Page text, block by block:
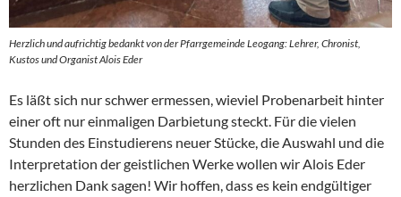
Herzlich und aufrichtig bedankt von der Pfarrgemeinde Leogang: Lehrer, Chronist,
Kustos und Organist Alois Eder
Es läßt sich nur schwer ermessen, wieviel Probenarbeit hinter
einer oft nur einmaligen Darbietung steckt. Für die vielen
Stunden des Einstudierens neuer Stücke, die Auswahl und die
Interpretation der geistlichen Werke wollen wir Alois Eder
herzlichen Dank sagen! Wir hoffen, dass es kein endgültiger